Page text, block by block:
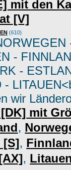
mit den
[V]
(610)
-
-
-
wir
mit
,
[S],
,